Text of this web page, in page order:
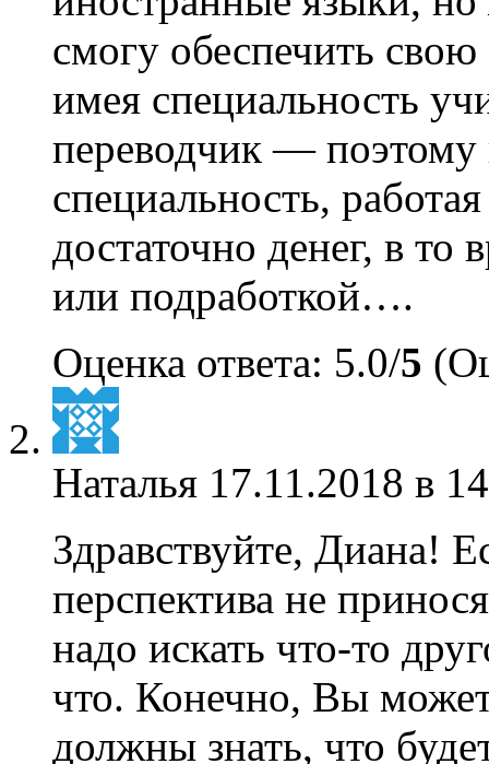
смогу обеспечить
имея специальность
переводчик — поэтому
специальность,
достаточно денег, в то
или подработкой….
Оценка ответа: 5.0/5
Наталья 17.11.2018 в
Здравствуйте, Диана!
перспектива не
надо искать что-то
что. Конечно, Вы
должны знать, что